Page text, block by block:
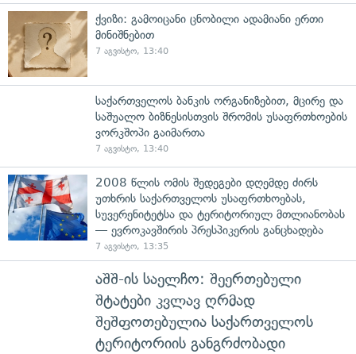
ქვიზი: გამოიცანი ცნობილი ადამიანი ერთი
მინიშნებით
7 აგვისტო, 13:40
საქართველოს ბანკის ორგანიზებით, მცირე და
საშუალო ბიზნესისთვის შრომის უსაფრთხოების
ვორკშოპი გაიმართა
7 აგვისტო, 13:40
2008 წლის ომის შედეგები დღემდე ძირს
უთხრის საქართველოს უსაფრთხოებას,
სუვერენიტეტსა და ტერიტორიულ მთლიანობას
— ევროკავშირის პრესპიკერის განცხადება
7 აგვისტო, 13:35
აშშ-ის საელჩო: შეერთებული
შტატები კვლავ ღრმად
შეშფოთებულია საქართველოს
ტერიტორიის განგრძობადი